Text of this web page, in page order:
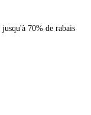
70% de rabais